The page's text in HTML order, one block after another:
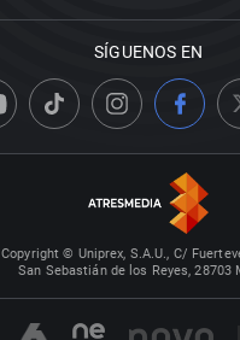
SÍGUENOS EN
Copyright © Uniprex, S.A.U., C/
San Sebastián de los Reyes, 28703